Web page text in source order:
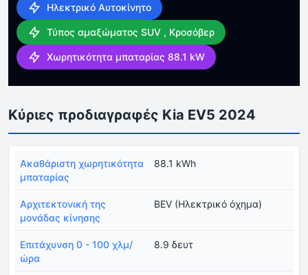
Ηλεκτρικό Αυτοκίνητο
Τύπος αμαξώματος SUV , Κροσόβερ
Χωρητικότητα μπαταρίας 88.1 kW
Κύριες προδιαγραφές Kia EV5 2024
Ακαθάριστη χωρητικότητα
μπαταρίας
88.1 kWh
Αρχιτεκτονική της
μονάδας κίνησης
BEV (Ηλεκτρικό όχημα)
Επιτάχυνση 0 - 100 χλμ/
ώρα
8.9 δευτ